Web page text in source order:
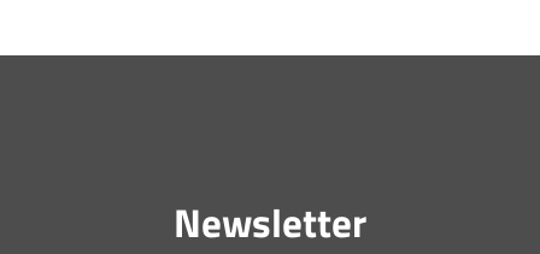
Newsletter